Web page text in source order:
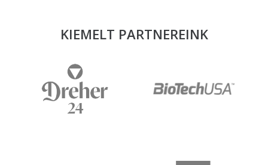
KIEMELT PARTNEREINK